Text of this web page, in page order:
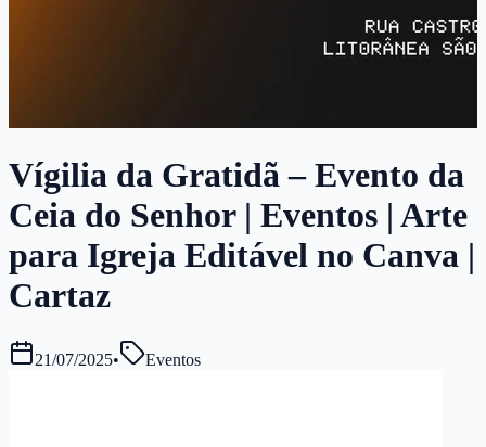
Vígilia da Gratidã – Evento da
Ceia do Senhor | Eventos | Arte
para Igreja Editável no Canva |
Cartaz
21/07/2025• Eventos